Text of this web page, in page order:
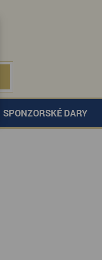
SPONZORSKÉ DARY